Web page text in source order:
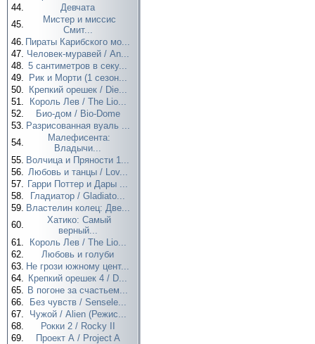
44.
Девчата
45.
Мистер и миссис
Смит...
46. Пираты Карибского мо...
47. Человек-муравей / An...
48. 5 сантиметров в секу...
49.
Рик и Морти (1 сезон...
50.
Крепкий орешек / Die...
51.
Король Лев / The Lio...
52.
Био-дом / Bio-Dome
53. Разрисованная вуаль ...
54.
Малефисента:
Владычи...
55. Волчица и Пряности 1...
56. Любовь и танцы / Lov...
57. Гарри Поттер и Дары ...
58.
Гладиатор / Gladiato...
59. Властелин колец: Две...
60.
Хатико: Самый
верный...
61.
Король Лев / The Lio...
62.
Любовь и голуби
63. Не грози южному цент...
64. Крепкий орешек 4 / D...
65. В погоне за счастьем...
66.
Без чувств / Sensele...
67.
Чужой / Alien (Режис...
68.
Рокки 2 / Rocky II
69.
Проект А / Project A